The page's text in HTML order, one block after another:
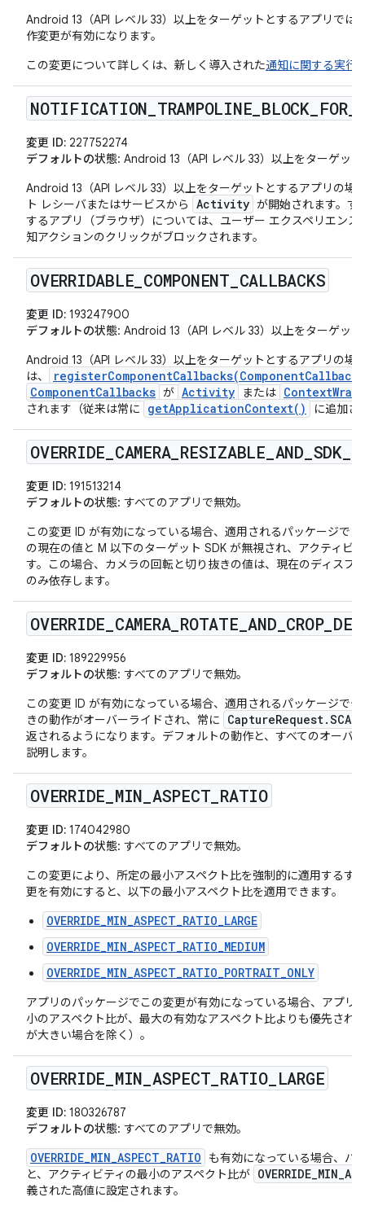
Android 13（API レベル 33）以上をターゲットとするアプリでは
作変更が有効になります。
この変更について詳しくは、新しく導入された通知に関する実行
NOTIFICATION TRAMPOLINE BLOCK FOR_
変更 ID: 227752274
デフォルトの状態: Android 13（API レベル 33）以上をターゲッ
Android 13（API レベル 33）以上をターゲットとするアプリの場
ト レシーバまたはサービスから
Activity が開始されます。す
するアプリ（ブラウザ）については、ユーザー エクスペリエン
知アクションのクリックがブロックされます。
OVERRIDABLE COMPONENT CALLBACKS
変更 ID: 193247900
デフォルトの状態: Android 13（API レベル 33）以上をターゲッ
Android 13（API レベル 33）以上をターゲットとするアプリの場
は、
ComponentCallbacks が Activity または
されます（従来は常に getApplicationContext() に追加さ
OVERRIDE CAMERA_ RESIZABLE AND SDK
変更 ID: 191513214
デフォルトの状態: すべてのアプリで無効。
この変更 ID が有効になっている場合、適用されるパッケージで
の現在の値と M 以下のターゲット SDK が無視され、アクティビ
す。この場合、カメラの回転と切り抜きの値は、現在のディスプ
のみ依存します。
OVERRIDE CAMERA_ ROTATE AND CROP_
変更 ID: 189229956
デフォルトの状態: すべてのアプリで無効。
この変更 ID が有効になっている場合、適用されるパッケージで
きの動作がオーバーライドされ、常に
返されるようになります。デフォルトの動作と、すべてのオーバ
説明します。
OVERRIDE MIN ASPECT RATIO
変更 ID: 174042980
デフォルトの状態: すべてのアプリで無効。
この変更により、所定の最小アスペクト比を強制的に適用するす
更を有効にすると、以下の最小アスペクト比を適用できます。
OVERRIDE_MIN_ASPECT_RATIO_LARGE
OVERRIDE_MIN_ASPECT_RATIO_MEDIUM
OVERRIDE_MIN_ASPECT_RATIO_PORTRAIT_ONLY
アプリのパッケージでこの変更が有効になっている場合、アプリ
小のアスペクト比が、最大の有効なアスペクト比よりも優先され
が大きい場合を除く）。
OVERRIDE MIN ASPECT RATIO_ LARGE
変更 ID: 180326787
デフォルトの状態: すべてのアプリで無効。
OVERRIDE_MIN_ASPECT_RATIO
も有効になっている場合、パ
と、アクティビティの最小のアスペクト比が
義された高値に設定されます。